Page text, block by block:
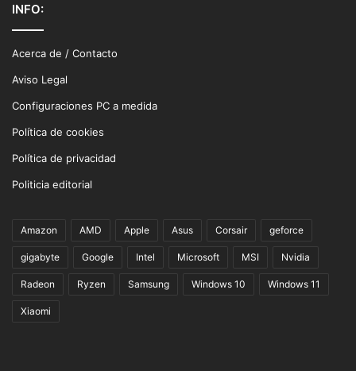
INFO:
Acerca de / Contacto
Aviso Legal
Configuraciones PC a medida
Política de cookies
Política de privacidad
Politicia editorial
Amazon AMD Apple Asus Corsair geforce
gigabyte Google Intel Microsoft MSI Nvidia
Radeon Ryzen Samsung Windows 10 Windows 11
Xiaomi